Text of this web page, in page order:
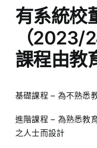
有系統校
（
課程由教
基礎課程 – 為不熟悉
進階課程 – 為熟悉教
之人士而設計